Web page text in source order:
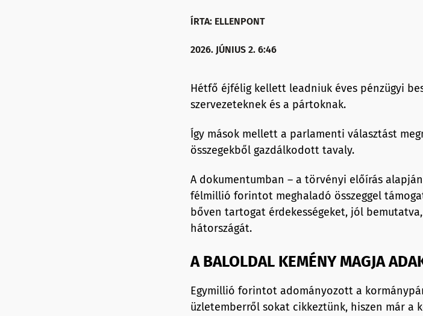
ÍRTA: ELLENPONT
2026. JÚNIUS 2. 6:46
Hétfő éjfélig kellett leadniuk éves pénzügyi
szervezeteknek és a pártoknak.
Így mások mellett a parlamenti választást
összegekből gazdálkodott tavaly.
A dokumentumban – a törvényi előírás
félmillió forintot meghaladó összeggel
bőven tartogat érdekességeket, jól
hátországát.
A BALOLDAL KEMÉNY MAGJA
Egymillió forintot adományozott a
üzletemberről sokat cikkeztünk, hiszen már a